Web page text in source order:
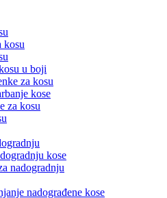
kosu
u boji
za kosu
kose
za kosu
kose
nadogradnju
nadograđene kose